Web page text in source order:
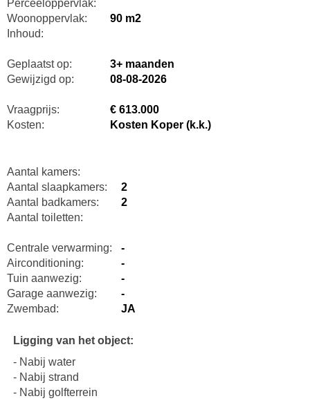
Perceeloppervlak:
Woonoppervlak:
90 m2
Inhoud:
Geplaatst op:
3+ maanden
Gewijzigd op:
08-08-2026
Vraagprijs:
€ 613.000
Kosten:
Kosten Koper (k.k.)
Aantal kamers:
Aantal slaapkamers:
2
Aantal badkamers:
2
Aantal toiletten:
Centrale verwarming:
-
Airconditioning:
-
Tuin aanwezig:
-
Garage aanwezig:
-
Zwembad:
JA
Ligging van het object:
- Nabij water
- Nabij strand
- Nabij golfterrein